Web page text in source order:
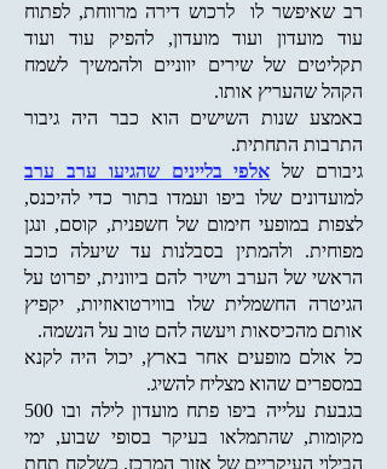
רב שאיפשר לו לרכוש דירה מרווחת, לפתוח
עוד מועדון ועוד מועדון, להפיק עוד ועוד
תקליטים של שירים יווניים ולהמשיך לשמח
הקהל שהעריץ אותו.
באמצע שנות השישים הוא כבר היה גיבור
התרבות התחתית.
גיבורם של אלפי בליינים שהגיעו ערב ערב
למועדונים שלו ביפו ועמדו בתור כדי להיכנס,
לצפות במופעי חימום של חשפנית, קוסם, ונגן
מפוחית. ולהמתין בסבלנות עד שיעלה כוכב
הראשי של הערב וישיר להם ביוונית, יפרוט על
הגיטרה החשמלית שלו בווירטואוזיות, יקפיץ
אותם מהכיסאות ויעשה להם טוב על הנשמה.
כל אולם מופעים אחר בארץ, יכול היה לקנא
במספרים שהוא מצליח להשיג.
בגבעת עלייה ביפו פתח מועדון לילה ובו 500
מקומות, שהתמלאו בעיקר בסופי שבוע, ימי
הבילוי העיקריים של אזור המרכז. כשלקח תחת